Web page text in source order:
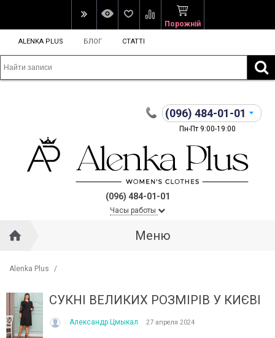
Порожній
ALENKA PLUS БЛОГ СТАТТІ
(096) 484-01-01
Пн-Пт 9:00-19:00
(096) 484-01-01
Часы работы
Меню
Alenka Plus /
СУКНІ ВЕЛИКИХ РОЗМІРІВ У КИЄВІ
Александр Цмыкал 27 апреля 2024